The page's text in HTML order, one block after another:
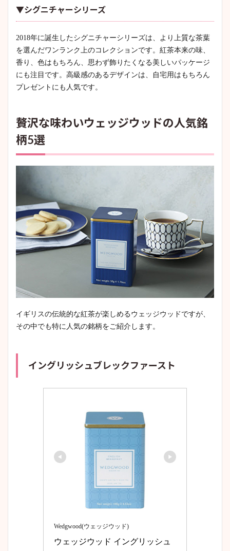
▼シグニチャーシリーズ
2018年に誕生したシグニチャーシリーズは、より上質な茶葉
を選んだワンランク上のコレクションです。紅茶本来の味、
香り、色はもちろん、思わず飾りたくなる美しいパッケージ
にも注目です。高級感のあるデザインは、自宅用はもちろん
プレゼントにも人気です。
贅沢な味わいウェッジウッドの人気銘
柄5選
イギリスの伝統的な紅茶が楽しめるウェッジウッドですが、
その中でも特に人気の銘柄をご紹介します。
イングリッシュブレックファースト
Wedgwood(ウェッジウッド)
ウェッジウッド イングリッシュ